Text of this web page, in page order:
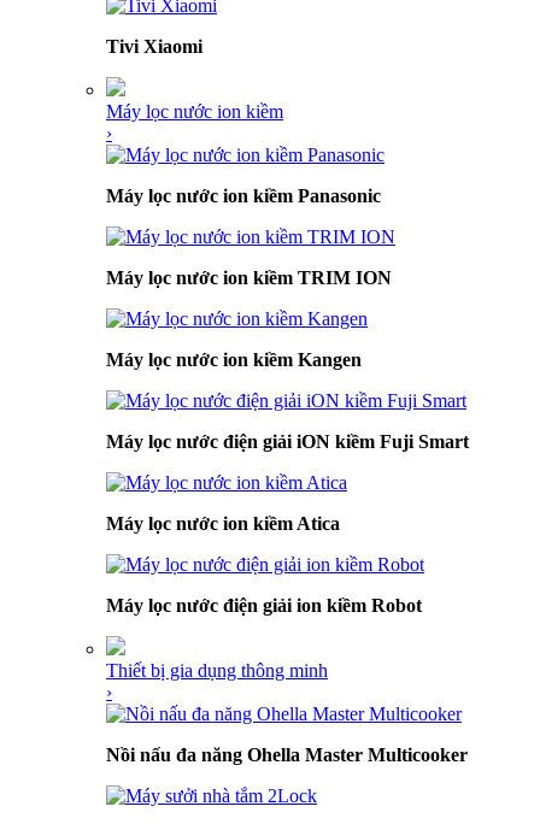
Tivi Xiaomi
Máy lọc nước ion kiềm
›
Máy lọc nước ion kiềm Panasonic
Máy lọc nước ion kiềm TRIM ION
Máy lọc nước ion kiềm Kangen
Máy lọc nước điện giải iON kiềm Fuji Smart
Máy lọc nước ion kiềm Atica
Máy lọc nước điện giải ion kiềm Robot
Thiết bị gia dụng thông minh
›
Nồi nấu đa năng Ohella Master Multicooker